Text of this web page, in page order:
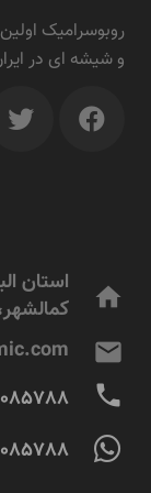
روبوسرامیک
و شیشه ای در
home
استان
کمالشهر،
mail
phone